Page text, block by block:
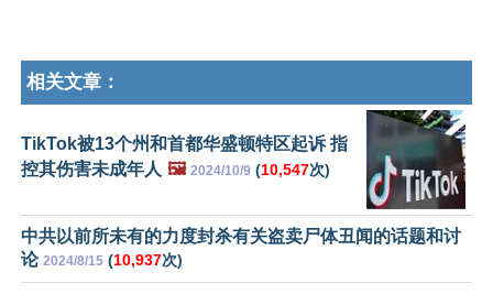
相关文章：
TikTok被13个州和首都华盛顿特区起诉 指
控其伤害未成年人 🖼️ 2024/10/9 (10,547次)
中共以前所未有的力度封杀有关盗卖尸体丑闻的话题和讨
论 2024/8/15 (10,937次)